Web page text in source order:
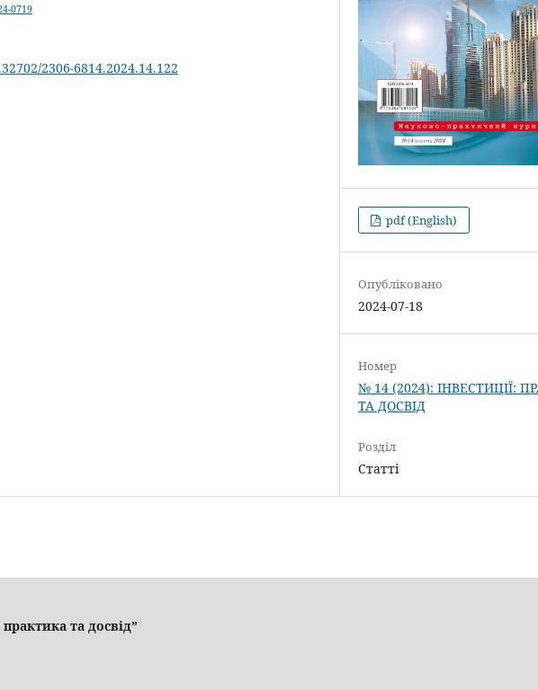
0719
2306-6814.2024.14.122
pdf (English)
Опубліковано
2024-07-18
Номер
№ 14 (2024): ІНВЕСТИЦІЇ:
ТА ДОСВІД
Розділ
Статті
та досвід”